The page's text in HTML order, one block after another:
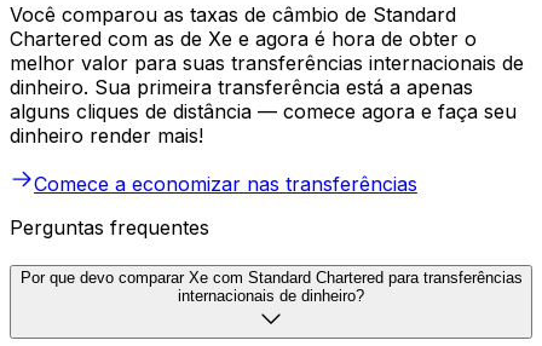
Você comparou as taxas de câmbio de Standard
Chartered com as de Xe e agora é hora de obter o
melhor valor para suas transferências internacionais de
dinheiro. Sua primeira transferência está a apenas
alguns cliques de distância — comece agora e faça seu
dinheiro render mais!
Comece a economizar nas transferências
Perguntas frequentes
Por que devo comparar Xe com Standard Chartered para transferências
internacionais de dinheiro?